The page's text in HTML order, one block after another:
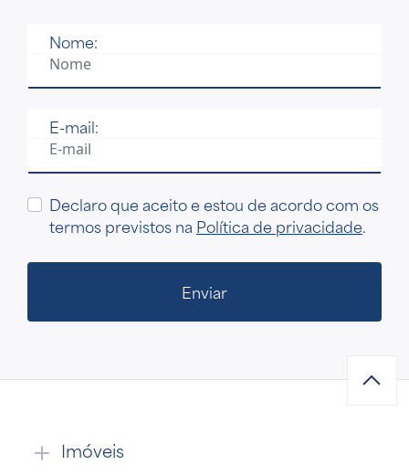
Nome:
E-mail:
Declaro que aceito e estou de acordo com os
termos previstos na Política de privacidade.
Enviar
Imóveis